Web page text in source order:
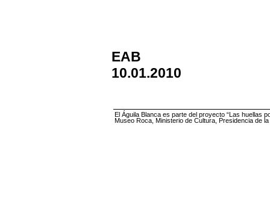
EAB
10.01.2010
El Águila Blanca es parte del proyecto “Las huellas
Museo Roca, Ministerio de Cultura, Presidencia de